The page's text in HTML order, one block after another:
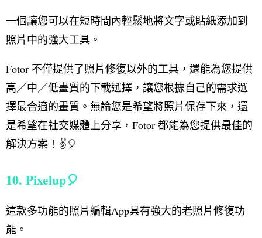
一個讓您可以在短時間內輕鬆地將文字或貼紙添加到
照片中的強大工具。
Fotor 不僅提供了照片修復以外的工具，還能為您提供
高／中／低畫質的下載選擇，讓您根據自己的需求選
擇最合適的畫質。無論您是希望將照片保存下來，還
是希望在社交媒體上分享，Fotor 都能為您提供最佳的
解決方案！✌️🎈
10. Pixelup🎈
這款多功能的照片編輯App具有強大的老照片修復功
能。